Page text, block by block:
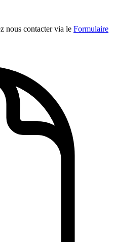
nous contacter via le Formulaire